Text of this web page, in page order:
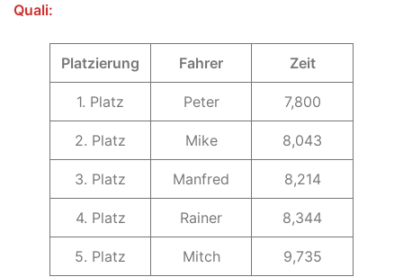
Quali:
Platzierung Fahrer Zeit
1. Platz Peter 7,800
2. Platz Mike 8,043
3. Platz Manfred 8,214
4. Platz Rainer 8,344
5. Platz Mitch 9,735